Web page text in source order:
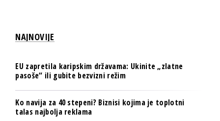
NAJNOVIJE
EU zapretila karipskim državama: Ukinite „zlatne
pasoše“ ili gubite bezvizni režim
Ko navija za 40 stepeni? Biznisi kojima je toplotni
talas najbolja reklama